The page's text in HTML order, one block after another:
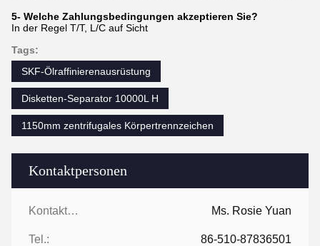
Kontaktpersonen
Kontaktpersonen: Ms. Rosie Yuan
Tel.: 86-510-87836501
5- Welche Zahlungsbedingungen akzeptieren Sie?
In der Regel T/T, L/C auf Sicht
Tags:
SKF-Ölraffinierenausrüstung
Disketten-Separator 10000L H
1150mm zentrifugales Körpertrennzeichen